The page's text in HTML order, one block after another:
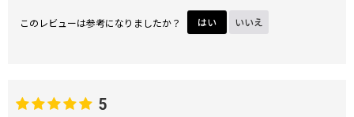
このレビューは参考になりましたか？ はい いいえ
5